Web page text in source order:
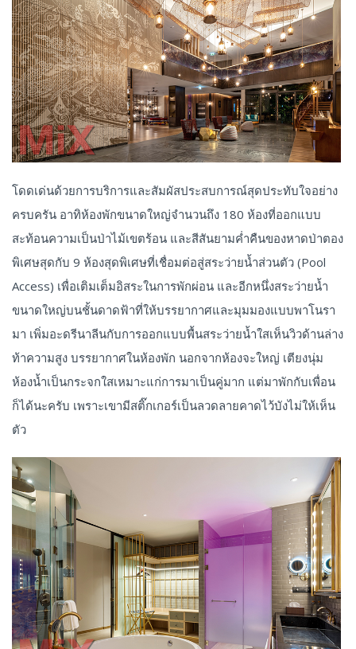
โดดเด่นด้วยการบริการและสัมผัสประสบการณ์สุดประทับใจอย่าง
ครบครัน อาทิห้องพักขนาดใหญ่จำนวนถึง 180 ห้องที่ออกแบบ
สะท้อนความเป็นป่าไม้เขตร้อน และสีสันยามค่ำคืนของหาดป่าตอง
พิเศษสุดกับ 9 ห้องสุดพิเศษที่เชื่อมต่อสู่สระว่ายน้ำส่วนตัว (Pool
Access) เพื่อเติมเต็มอิสระในการพักผ่อน และอีกหนึ่งสระว่ายน้ำ
ขนาดใหญ่บนชั้นดาดฟ้าที่ให้บรรยากาศและมุมมองแบบพาโนรา
มา เพิ่มอะดรีนาลีนกับการออกแบบพื้นสระว่ายน้ำใสเห็นวิวด้านล่าง
ท้าความสูง บรรยากาศในห้องพัก นอกจากห้องจะใหญ่ เตียงนุ่ม
ห้องน้ำเป็นกระจกใสเหมาะแก่การมาเป็นคู่มาก แต่มาพักกับเพื่อน
ก็ได้นะครับ เพราะเขามีสติ๊กเกอร์เป็นลวดลายคาดไว้บังไม่ให้เห็น
ตัว